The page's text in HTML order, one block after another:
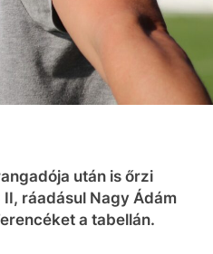
után is őrzi
ráadásul Nagy Ádám
a tabellán.